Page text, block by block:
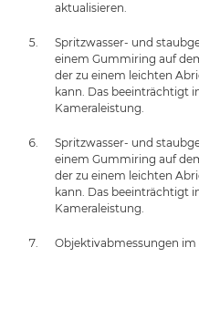
aktualisieren.
Spritzwasser- und
einem Gummiring auf
der zu einem leichten
kann. Das beeinträchtigt
Kameraleistung.
Spritzwasser- und
einem Gummiring auf
der zu einem leichten
kann. Das beeinträchtigt
Kameraleistung.
Objektivabmessungen im